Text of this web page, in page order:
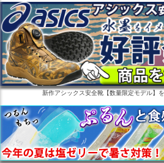
新作アシックス安全靴【数量限定モデル】